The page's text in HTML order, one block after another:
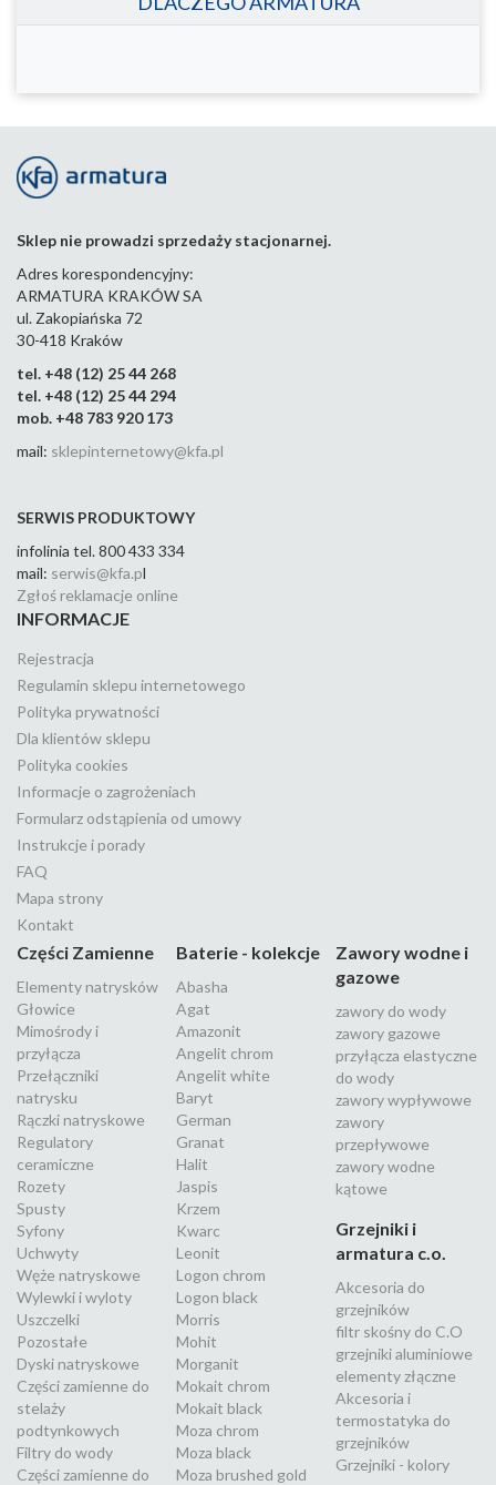
Sklep nie prowadzi sprzedaży stacjonarnej.
Adres korespondencyjny:
ARMATURA KRAKÓW SA
ul. Zakopiańska 72
30-418 Kraków
tel. +48 (12) 25 44 268
tel. +48 (12) 25 44 294
mob. +48 783 920 173
mail: sklepinternetowy@kfa.pl
SERWIS PRODUKTOWY
infolinia tel. 800 433 334
mail: serwis@kfa.pl
Zgłoś reklamacje online
INFORMACJE
Rejestracja
Regulamin sklepu internetowego
Polityka prywatności
Dla klientów sklepu
Polityka cookies
Informacje o zagrożeniach
Formularz odstąpienia od umowy
Instrukcje i porady
FAQ
Mapa strony
Kontakt
Części Zamienne
Elementy natrysków
Głowice
Mimośrody i
przyłącza
Przełączniki
natrysku
Rączki natryskowe
Regulatory
ceramiczne
Rozety
Spusty
Syfony
Uchwyty
Węże natryskowe
Wylewki i wyloty
Uszczelki
Pozostałe
Dyski natryskowe
Części zamienne do
stelaży
podtynkowych
Filtry do wody
Części zamienne do
Baterie - kolekcje
Abasha
Agat
Amazonit
Angelit chrom
Angelit white
Baryt
German
Granat
Halit
Jaspis
Krzem
Kwarc
Leonit
Logon chrom
Logon black
Morris
Mohit
Morganit
Mokait chrom
Mokait black
Moza chrom
Moza black
Moza brushed gold
Zawory wodne i
gazowe
zawory do wody
zawory gazowe
przyłącza elastyczne
do wody
zawory wypływowe
zawory
przepływowe
zawory wodne
kątowe
Grzejniki i
armatura c.o.
Akcesoria do
grzejników
filtr skośny do C.O
grzejniki aluminiowe
elementy złączne
Akcesoria i
termostatyka do
grzejników
Grzejniki - kolory